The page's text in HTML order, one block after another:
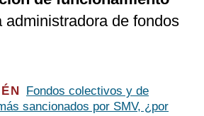
administradora de fondos
Fondos colectivos y de
sancionados por SMV, ¿por